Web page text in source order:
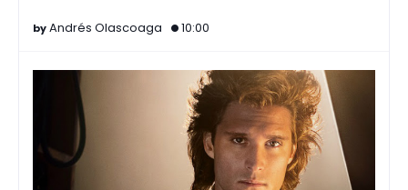
Andrés Olascoaga 10:00